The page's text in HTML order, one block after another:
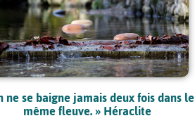
ne se baigne jamais deux fois dans le
même fleuve. » Héraclite